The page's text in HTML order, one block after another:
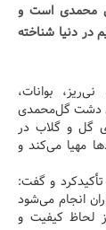
هکتار دشت گل محمدی است و
در دنیا شناخته
بوانات،
دشت گل‌محمدی
گل و گلاب در
مهیا می‌کند و
و گفت:
انجام می‌شود
لحاظ کیفیت و